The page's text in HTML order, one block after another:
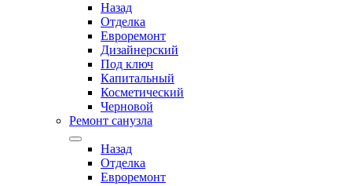
Назад
Отделка
Евроремонт
Дизайнерский
Под ключ
Капитальный
Косметический
Черновой
Ремонт санузла
Назад
Отделка
Евроремонт